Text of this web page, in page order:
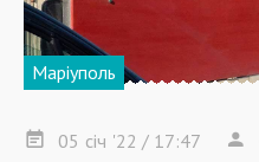
Маріуполь
05 січ '22 / 17:47